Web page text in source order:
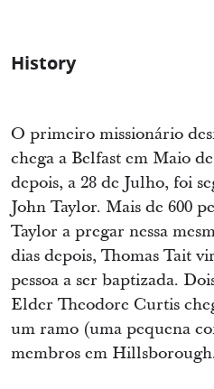
History
O primeiro missionário
chega a Belfast em Maio
depois, a 28 de Julho, foi
John Taylor. Mais de 600
Taylor a pregar nessa
dias depois, Thomas Tait
pessoa a ser baptizada.
Elder Theodore Curtis
um ramo (uma pequena
membros em